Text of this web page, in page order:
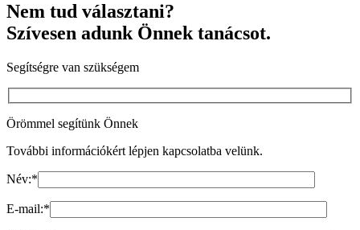
Nem tud választani?
Szívesen adunk Önnek tanácsot.
Segítségre van szükségem
Örömmel segítünk Önnek
További információkért lépjen kapcsolatba velünk.
Név:*
E-mail:*